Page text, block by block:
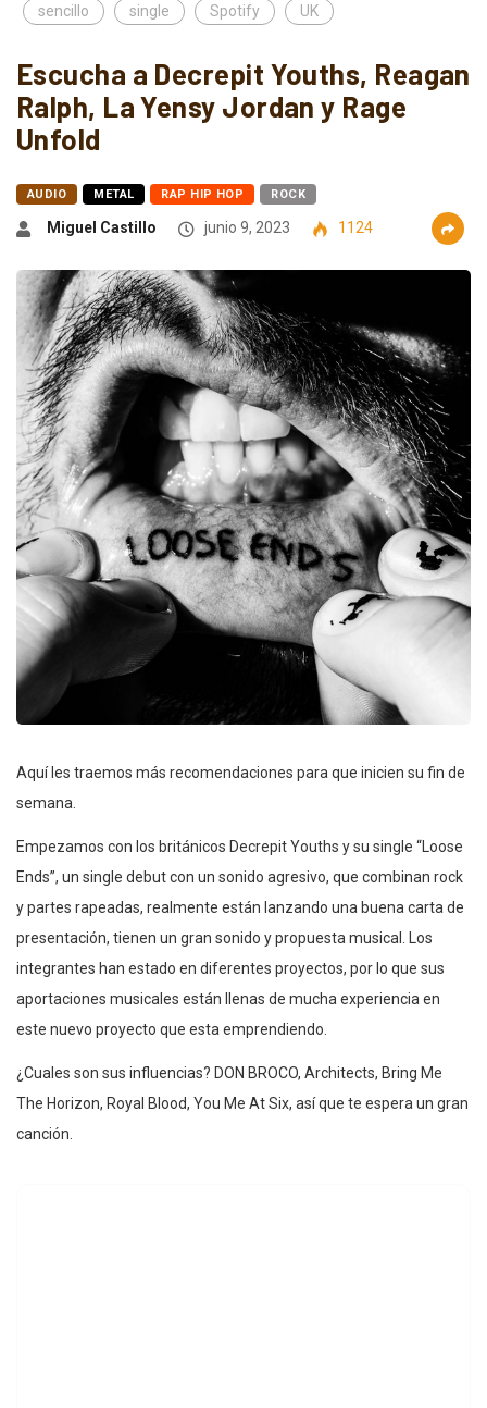
sencillo single Spotify UK
Escucha a Decrepit Youths, Reagan
Ralph, La Yensy Jordan y Rage
Unfold
AUDIO METAL RAP HIP HOP ROCK
Miguel Castillo junio 9, 2023 1124
Aquí les traemos más recomendaciones para que inicien su fin de
semana.
Empezamos con los británicos Decrepit Youths y su single “Loose
Ends”, un single debut con un sonido agresivo, que combinan rock
y partes rapeadas, realmente están lanzando una buena carta de
presentación, tienen un gran sonido y propuesta musical. Los
integrantes han estado en diferentes proyectos, por lo que sus
aportaciones musicales están llenas de mucha experiencia en
este nuevo proyecto que esta emprendiendo.
¿Cuales son sus influencias? DON BROCO, Architects, Bring Me
The Horizon, Royal Blood, You Me At Six, así que te espera un gran
canción.